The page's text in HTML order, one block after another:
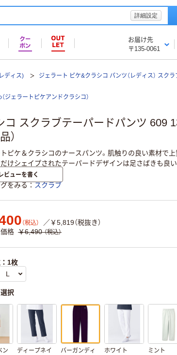
詳細設定
お届け先
〒135-0061
ディス) ジェラート ピケ&クラシコ パンツ（レディス） スク
ジェラートピケアンドクラシコ）
コ スクラブテーパードパンツ 609
）
ピケ＆クラシコのナースパンツ。肌触りの良い素材で
けシェイプされたテーパードデザインは足さばきも良い
ビューを書く
をみる スクラブ
（税込）
／￥5,819（税抜き）
格 ￥6,490 （税込）
1枚
択
ン
ディープネイ
バーガンディ
ホワイト ミント